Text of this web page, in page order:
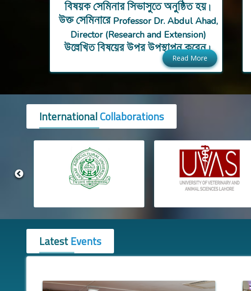
বিষয়ক সেমিনার সিভাসুতে অনুষ্ঠিত হয়।
উক্ত সেমিনারে Professor Dr. Abdul Ahad,
Director (Research and Extension)
উল্লেখিত বিষয়ের উপর উপস্থাপন করেন।
Read More
InternationalCollaborations
Latest Events